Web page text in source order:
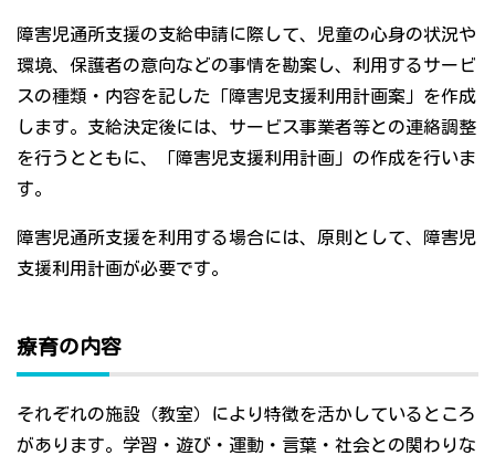
障害児通所支援の支給申請に際して、児童の心身の状況や
環境、保護者の意向などの事情を勘案し、利用するサービ
スの種類・内容を記した「障害児支援利用計画案」を作成
します。支給決定後には、サービス事業者等との連絡調整
を行うとともに、「障害児支援利用計画」の作成を行いま
す。
障害児通所支援を利用する場合には、原則として、障害児
支援利用計画が必要です。
療育の内容
それぞれの施設（教室）により特徴を活かしているところ
があります。学習・遊び・運動・言葉・社会との関わりな